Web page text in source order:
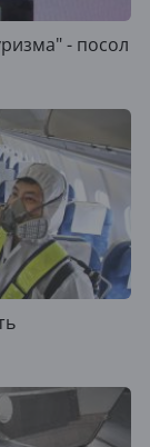
- посол